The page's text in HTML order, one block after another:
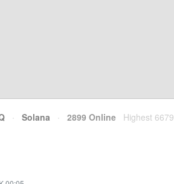
· Solana · 2899 Online Highest 6679